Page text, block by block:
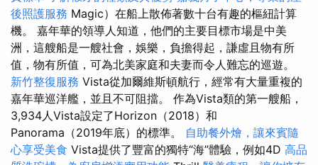
後照護服務 Magic）在船上散佈著數十台有趣的樞紐計算
機。 嘉年華的領導人知道，他們的主要目標市場是中美
洲，這艘船是一艘社會，娛樂，負擔得起，謙虛且物有所
值，物有所值，可為北美家庭和夫妻而令人難忘的巡遊。
新竹整復服務 Vista從加爾維斯頓航行，經常有大量重複的
嘉年華巡洋艦，並且不可阻擋。 作為Vista類的第一艘船，
3,934人Vista設定了Horizo​​n（2018）和
Panorama（2019年底）的標準。 自助餐外燴，讓來賓隨
心享受美食 Vista提供了豐富的獨特“海”體驗，例如4D 高品